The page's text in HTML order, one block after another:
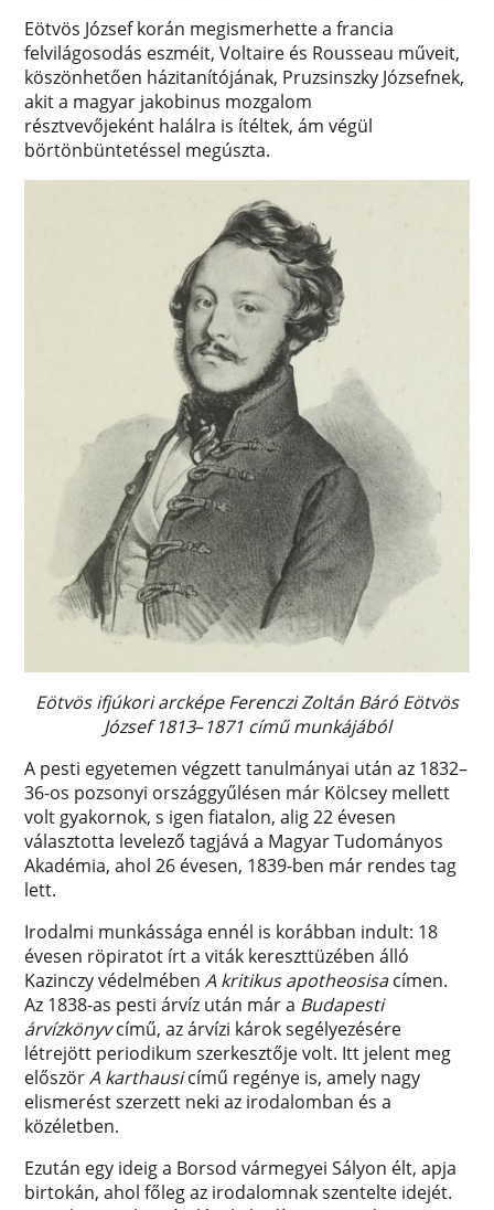
Eötvös József korán megismerhette a francia
felvilágosodás eszméit, Voltaire és Rousseau műveit,
köszönhetően házitanítójának, Pruzsinszky Józsefnek,
akit a magyar jakobinus mozgalom
résztvevőjeként halálra is ítéltek, ám végül
börtönbüntetéssel megúszta.
Eötvös ifjúkori arcképe Ferenczi Zoltán Báró Eötvös
József 1813–1871 című munkájából
A pesti egyetemen végzett tanulmányai után az 1832–
36-os pozsonyi országgyűlésen már Kölcsey mellett
volt gyakornok, s igen fiatalon, alig 22 évesen
választotta levelező tagjává a Magyar Tudományos
Akadémia, ahol 26 évesen, 1839-ben már rendes tag
lett.
Irodalmi munkássága ennél is korábban indult: 18
évesen röpiratot írt a viták kereszttüzében álló
Kazinczy védelmébenA kritikus apotheosisacímen.
Az 1838-as pesti árvíz után már a Budapesti
árvízkönyvcímű, az árvízi károk segélyezésére
létrejött periodikum szerkesztője volt. Itt jelent meg
előszörA karthausicímű regénye is, amely nagy
elismerést szerzett neki az irodalomban és a
közéletben.
Ezután egy ideig a Borsod vármegyei Sályon élt, apja
birtokán, ahol főleg az irodalomnak szentelte idejét.